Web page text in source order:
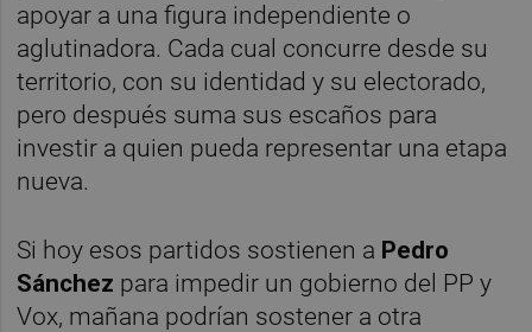
apoyar a una figura independiente o
aglutinadora. Cada cual concurre desde su
territorio, con su identidad y su electorado,
pero después suma sus escaños para
investir a quien pueda representar una etapa
nueva.
Si hoy esos partidos sostienen a Pedro
Sánchez para impedir un gobierno del PP y
Vox, mañana podrían sostener a otra